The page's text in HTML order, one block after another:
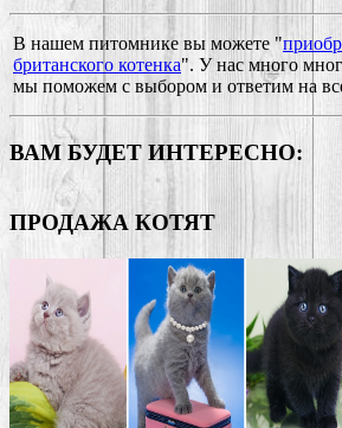
В нашем питомнике вы можете "
британского котенка". У нас много
мы поможем с выбором и ответим на
ВАМ БУДЕТ ИНТЕРЕСНО:
ПРОДАЖА КОТЯТ